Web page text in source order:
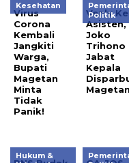
Kesehatan
Virus
Corona
Kembali
Jangkiti
Warga,
Bupati
Magetan
Minta
Tidak
Panik!
Politik
Venly Ke
Asisten,
Joko
Trihono
Jabat
Kepala
Hukum &